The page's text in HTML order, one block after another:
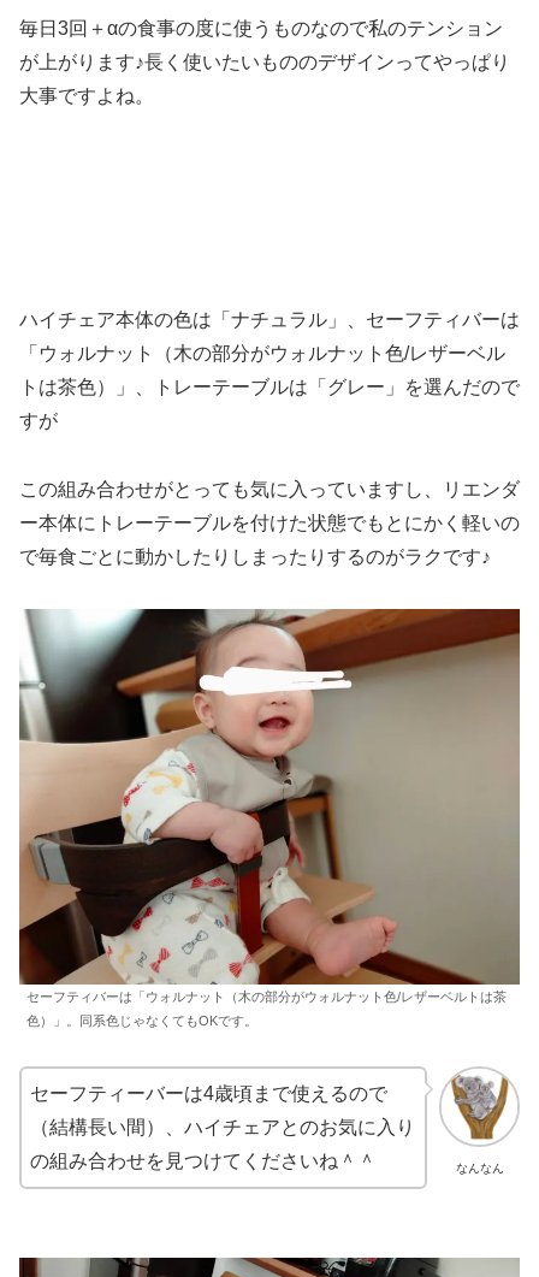
毎日3回＋αの食事の度に使うものなので私のテンション
が上がります♪長く使いたいもののデザインってやっぱり
大事ですよね。
ハイチェア本体の色は「ナチュラル」、セーフティバーは
「ウォルナット（木の部分がウォルナット色/レザーベル
トは茶色）」、トレーテーブルは「グレー」を選んだので
すが
この組み合わせがとっても気に入っていますし、リエンダ
ー本体にトレーテーブルを付けた状態でもとにかく軽いの
で毎食ごとに動かしたりしまったりするのがラクです♪
セーフティバーは「ウォルナット（木の部分がウォルナット色/レザーベルトは茶
色）」。同系色じゃなくてもOKです。
なんなん
セーフティーバーは4歳頃まで使えるので
（結構長い間）、ハイチェアとのお気に入り
の組み合わせを見つけてくださいね＾＾